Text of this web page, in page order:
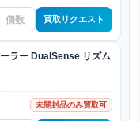
買取リクエスト
ラー DualSense リズム
未開封品のみ買取可